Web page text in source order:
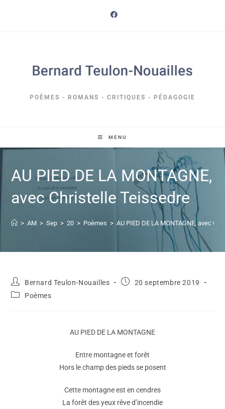
POÈMES - ROMANS - CRITIQUES - PÉDAGOGIE
MENU
AU PIED DE LA MONTAGNE,
avec Christelle Teissedre
> AM > Sep > 20 > Poèmes > AU PIED DE LA MONTAGNE, avec
Bernard Teulon-Nouailles
20 septembre 2019
Poèmes
AU PIED DE LA MONTAGNE
Entre montagne et forêt
Hors le champ des pieds se posent
Cette montagne est en cendres
La forêt des yeux rêve d’incendie